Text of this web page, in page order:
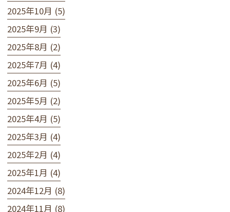
2025年10月 (5)
2025年9月 (3)
2025年8月 (2)
2025年7月 (4)
2025年6月 (5)
2025年5月 (2)
2025年4月 (5)
2025年3月 (4)
2025年2月 (4)
2025年1月 (4)
2024年12月 (8)
2024年11月 (8)